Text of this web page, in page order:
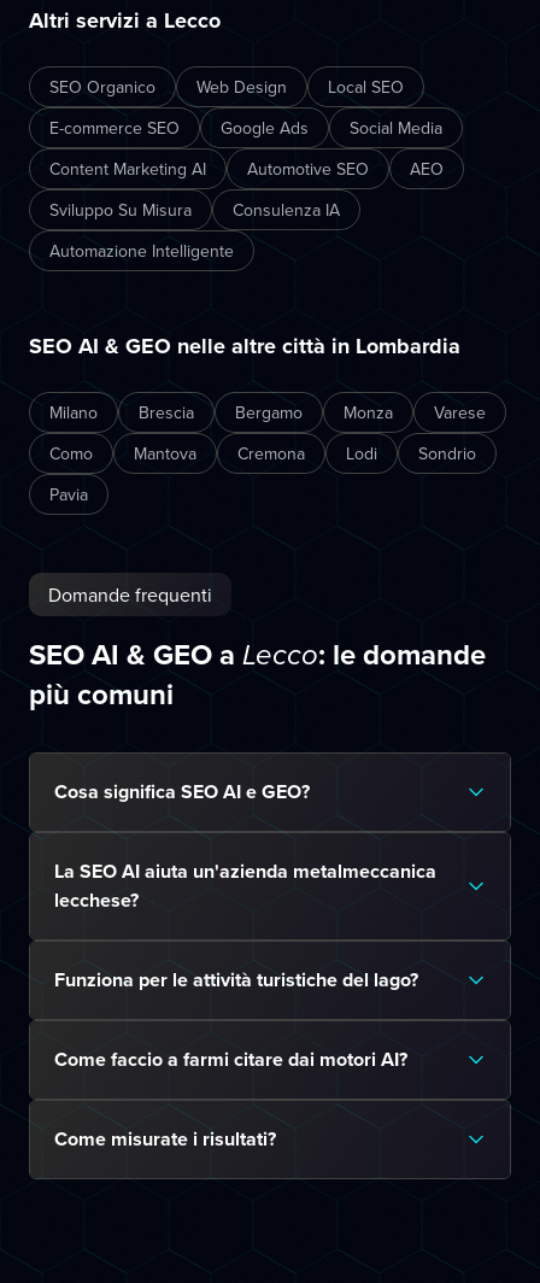
Altri servizi a Lecco
SEO Organico Web Design
Local SEO
E-commerce SEO
Google Ads
Social Media
Content Marketing AI
Automotive SEO
AEO
Sviluppo Su Misura
Consulenza IA
Automazione Intelligente
SEO AI & GEO nelle altre città in Lombardia
Milano Brescia Bergamo Monza
Varese
Como
Mantova Cremona Lodi
Sondrio
Pavia
Domande frequenti
SEO AI & GEO a Lecco: le domande
più comuni
Cosa significa SEO AI e GEO?
La SEO AI aiuta un'azienda metalmeccanica
lecchese?
Funziona per le attività turistiche del lago?
Come faccio a farmi citare dai motori AI?
Come misurate i risultati?